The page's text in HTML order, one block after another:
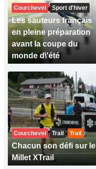
Courchevel Sport d'hiver
Les sauteurs français
en pleine préparation
avant la coupe du
monde d\'été
Courchevel Trail Trail
Chacun son défi sur le
Millet XTrail